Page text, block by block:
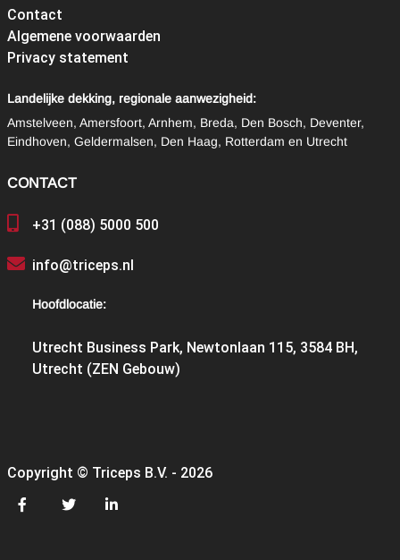
Contact
Algemene voorwaarden
Privacy statement
Landelijke dekking, regionale aanwezigheid:
Amstelveen, Amersfoort, Arnhem, Breda, Den Bosch, Deventer,
Eindhoven, Geldermalsen, Den Haag, Rotterdam en Utrecht
CONTACT
+31 (088) 5000 500
info@triceps.nl
Hoofdlocatie:
Utrecht Business Park, Newtonlaan 115, 3584 BH,
Utrecht (ZEN Gebouw)
Copyright © Triceps B.V. - 2026